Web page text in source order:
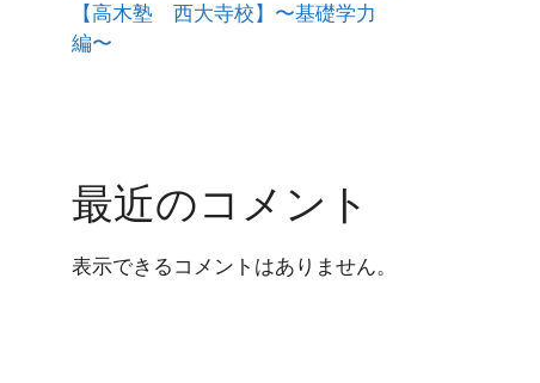
【高木塾 西大寺校】〜基礎学力
編〜
最近のコメント
表示できるコメントはありません。